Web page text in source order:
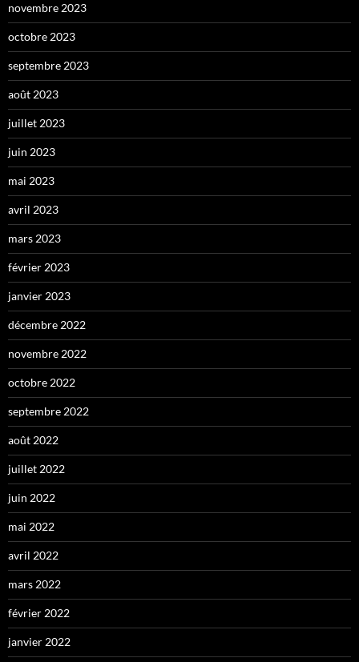
novembre 2023
octobre 2023
septembre 2023
août 2023
juillet 2023
juin 2023
mai 2023
avril 2023
mars 2023
février 2023
janvier 2023
décembre 2022
novembre 2022
octobre 2022
septembre 2022
août 2022
juillet 2022
juin 2022
mai 2022
avril 2022
mars 2022
février 2022
janvier 2022